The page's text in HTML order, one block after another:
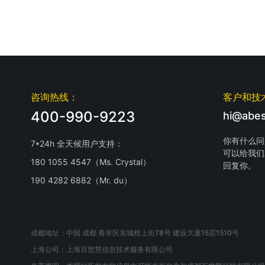
咨询热线：
400-990-9223
7*24h 全天候用户支持：
180 1055 4547（Ms. Crystal）
190 4282 6882（Mr. du）
客户和技
你有什么
可以给我
回复你。
成都地址：中国 成都 青羊区东城根上街78号 建设大厦15层1510号
上海公司：上海百世慧信息技术服务有限公司